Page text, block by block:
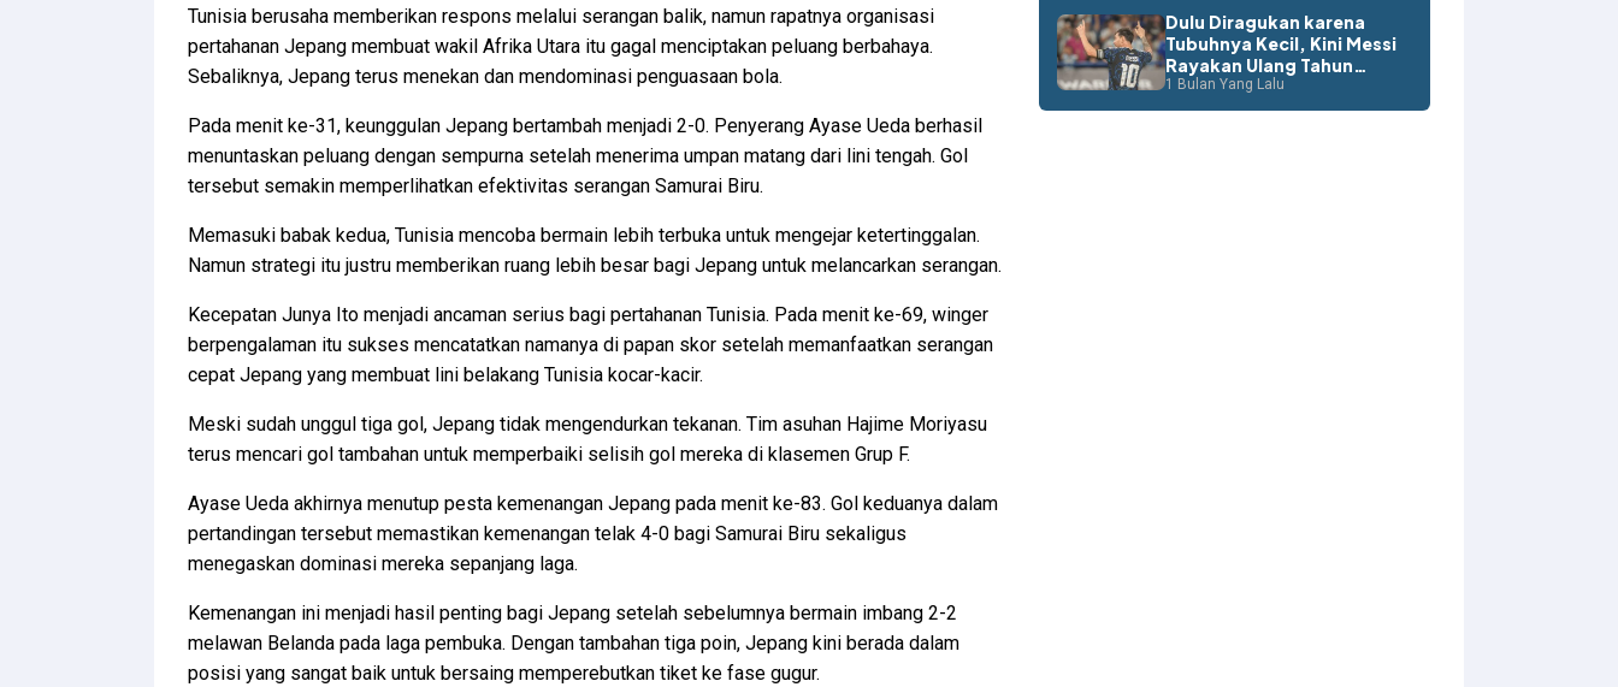
Tunisia berusaha memberikan respons melalui serangan balik, namun rapatnya organisasi
pertahanan Jepang membuat wakil Afrika Utara itu gagal menciptakan peluang berbahaya.
Sebaliknya, Jepang terus menekan dan mendominasi penguasaan bola.
Pada menit ke-31, keunggulan Jepang bertambah menjadi 2-0. Penyerang Ayase Ueda berhasil
menuntaskan peluang dengan sempurna setelah menerima umpan matang dari lini tengah. Gol
tersebut semakin memperlihatkan efektivitas serangan Samurai Biru.
Memasuki babak kedua, Tunisia mencoba bermain lebih terbuka untuk mengejar ketertinggalan.
Namun strategi itu justru memberikan ruang lebih besar bagi Jepang untuk melancarkan serangan.
Kecepatan Junya Ito menjadi ancaman serius bagi pertahanan Tunisia. Pada menit ke-69, winger
berpengalaman itu sukses mencatatkan namanya di papan skor setelah memanfaatkan serangan
cepat Jepang yang membuat lini belakang Tunisia kocar-kacir.
Meski sudah unggul tiga gol, Jepang tidak mengendurkan tekanan. Tim asuhan Hajime Moriyasu
terus mencari gol tambahan untuk memperbaiki selisih gol mereka di klasemen Grup F.
Ayase Ueda akhirnya menutup pesta kemenangan Jepang pada menit ke-83. Gol keduanya dalam
pertandingan tersebut memastikan kemenangan telak 4-0 bagi Samurai Biru sekaligus
menegaskan dominasi mereka sepanjang laga.
Kemenangan ini menjadi hasil penting bagi Jepang setelah sebelumnya bermain imbang 2-2
melawan Belanda pada laga pembuka. Dengan tambahan tiga poin, Jepang kini berada dalam
posisi yang sangat baik untuk bersaing memperebutkan tiket ke fase gugur.
Dulu Diragukan karena
Tubuhnya Kecil, Kini Messi
Rayakan Ulang Tahun
dengan Rekor Dunia
1 Bulan Yang Lalu